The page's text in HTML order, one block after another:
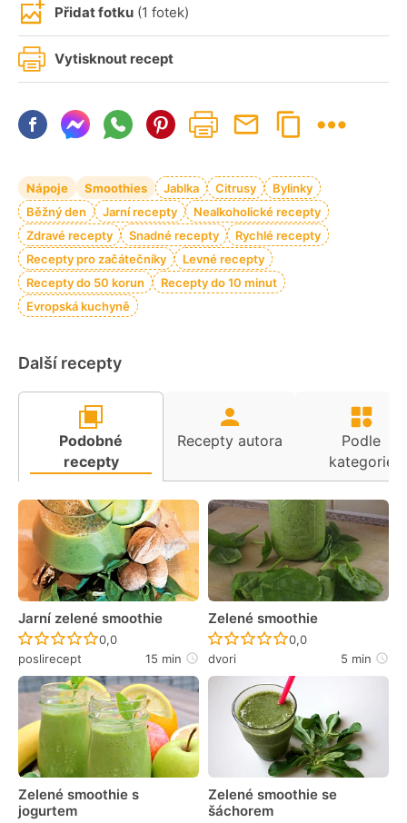
Přidat fotku (1 fotek)
Vytisknout recept
Nápoje Smoothies Jablka Citrusy
Bylinky
Běžný den
Jarní recepty
Nealkoholické recepty
Zdravé recepty
Snadné recepty
Rychlé recepty
Recepty pro začátečníky
Levné recepty
Recepty do 50 korun
Recepty do 10 minut
Evropská kuchyně
Další recepty
Podobné
recepty
Recepty autora
Podle
kategorie
Jarní zelené smoothie
Recept ještě nebyl hodnocen
0,0
poslirecept
15 min
Zelené smoothie
Recept ještě nebyl
0,0
dvori
5 min
Zelené smoothie s
jogurtem
Zelené smoothie se
šáchorem